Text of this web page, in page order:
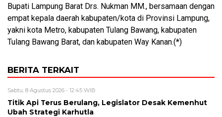
Bupati Lampung Barat Drs. Nukman MM., bersamaan dengan
empat kepala daerah kabupaten/kota di Provinsi Lampung,
yakni kota Metro, kabupaten Tulang Bawang, kabupaten
Tulang Bawang Barat, dan kabupaten Way Kanan.(*)
BERITA TERKAIT
Sabtu, 8 Agustus 2026 - 12:45 WIB
Titik Api Terus Berulang, Legislator Desak Kemenhut
Ubah Strategi Karhutla